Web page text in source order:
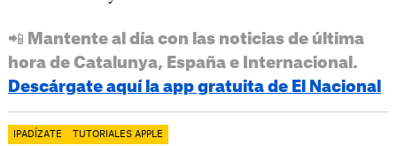
📲 Mantente al día con las noticias de última
hora de Catalunya, España e Internacional.
Descárgate aquí la app gratuita de El Nacional
IPADÍZATE TUTORIALES APPLE